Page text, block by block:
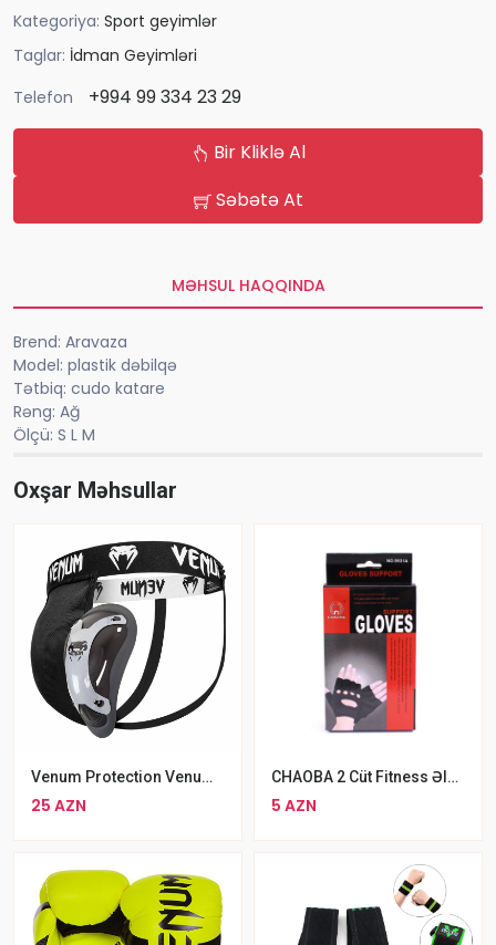
Kategoriya: Sport geyimlər
Taglar: İdman Geyimləri
Telefon
+994 99 334 23 29
Bir Kliklə Al
Səbətə At
MƏHSUL HAQQINDA
Brend: Aravaza
Model: plastik dəbilqə
Tətbiq: cudo katare
Rəng: Ağ
Ölçü: S L M
Oxşar Məhsullar
Venum Protection Venum Qasıq Qoruyucu
25 AZN
CHAOBA 2 Cüt Fitness Əlcəyi İdman Zalı Üçün Yarım Barmaq Fitness Əlcəyi
5 AZN